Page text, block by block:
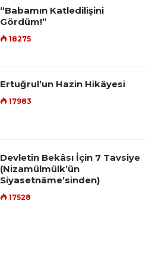
“Babamın Katledilişini
Gördüm!”
18275
Ertuğrul’un Hazin Hikâyesi
17983
Devletin Bekâsı İçin 7 Tavsiye
(Nizamülmülk’ün
Siyasetnâme’sinden)
17528